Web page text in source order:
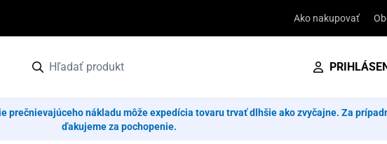
Ako nakupovať
prečnievajúceho nákladu môže expedícia tovaru trvať dlhšie ako zvyčajne. Za
ďakujeme za pochopenie.